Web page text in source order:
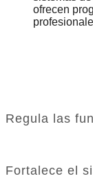
ofrecen
Regula las
Fortalece el